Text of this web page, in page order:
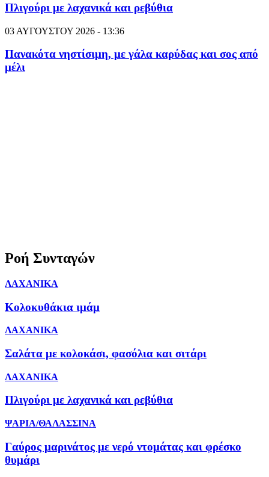
Πλιγούρι με λαχανικά και ρεβύθια
03 ΑΥΓΟΥΣΤΟΥ 2026 - 13:36
Πανακότα νηστίσιμη, με γάλα καρύδας και σος από
μέλι
Ροή Συνταγών
ΛΑΧΑΝΙΚΑ
Κολοκυθάκια ιμάμ
ΛΑΧΑΝΙΚΑ
Σαλάτα με κολοκάσι, φασόλια και σιτάρι
ΛΑΧΑΝΙΚΑ
Πλιγούρι με λαχανικά και ρεβύθια
ΨΑΡΙΑ/ΘΑΛΑΣΣΙΝΑ
Γαύρος μαρινάτος με νερό ντομάτας και φρέσκο
θυμάρι